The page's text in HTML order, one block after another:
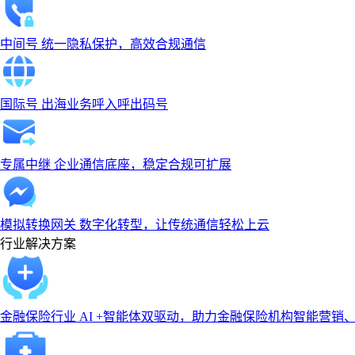
中间号 统一隐私保护，高效合规通信
国际号 出海业务呼入呼出码号
专属中继 企业通信底座，稳定合规可扩展
模拟转换网关 数字化转型，让传统通信轻松上云
行业解决方案
金融保险行业 AI +智能体双驱动，助力金融保险机构智能营销